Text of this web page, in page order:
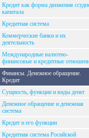
Кредит как форма движения
капитала
Кредитная система
Коммерческие банки и их
деятельность
Международные валютно-
финансовые и кредитные
Финансы. Денежное обращение.
Кредит
Сущность, функции и виды денег
Денежное обращение и денежная
система
Кредит и его функции
Кредитная система Росийской